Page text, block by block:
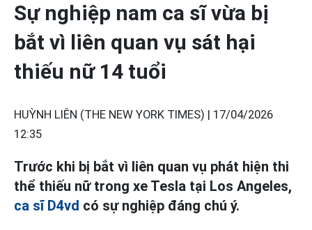
Sự nghiệp nam ca sĩ vừa bị
bắt vì liên quan vụ sát hại
thiếu nữ 14 tuổi
HUỲNH LIÊN (THE NEW YORK TIMES) | 17/04/2026
12:35
Trước khi bị bắt vì liên quan vụ phát hiện thi
thể thiếu nữ trong xe Tesla tại Los Angeles,
ca sĩ D4vd có sự nghiệp đáng chú ý.